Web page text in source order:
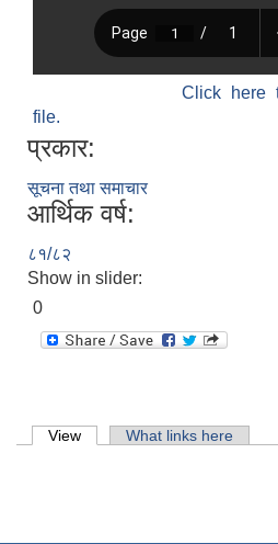
Click here
file.
प्रकार:
सूचना तथा समाचार
आर्थिक वर्ष:
८१/८२
Show in slider:
0
Primary tabs
View (active tab)What links here